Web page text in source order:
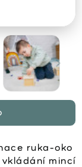
ruka-oko
mincí